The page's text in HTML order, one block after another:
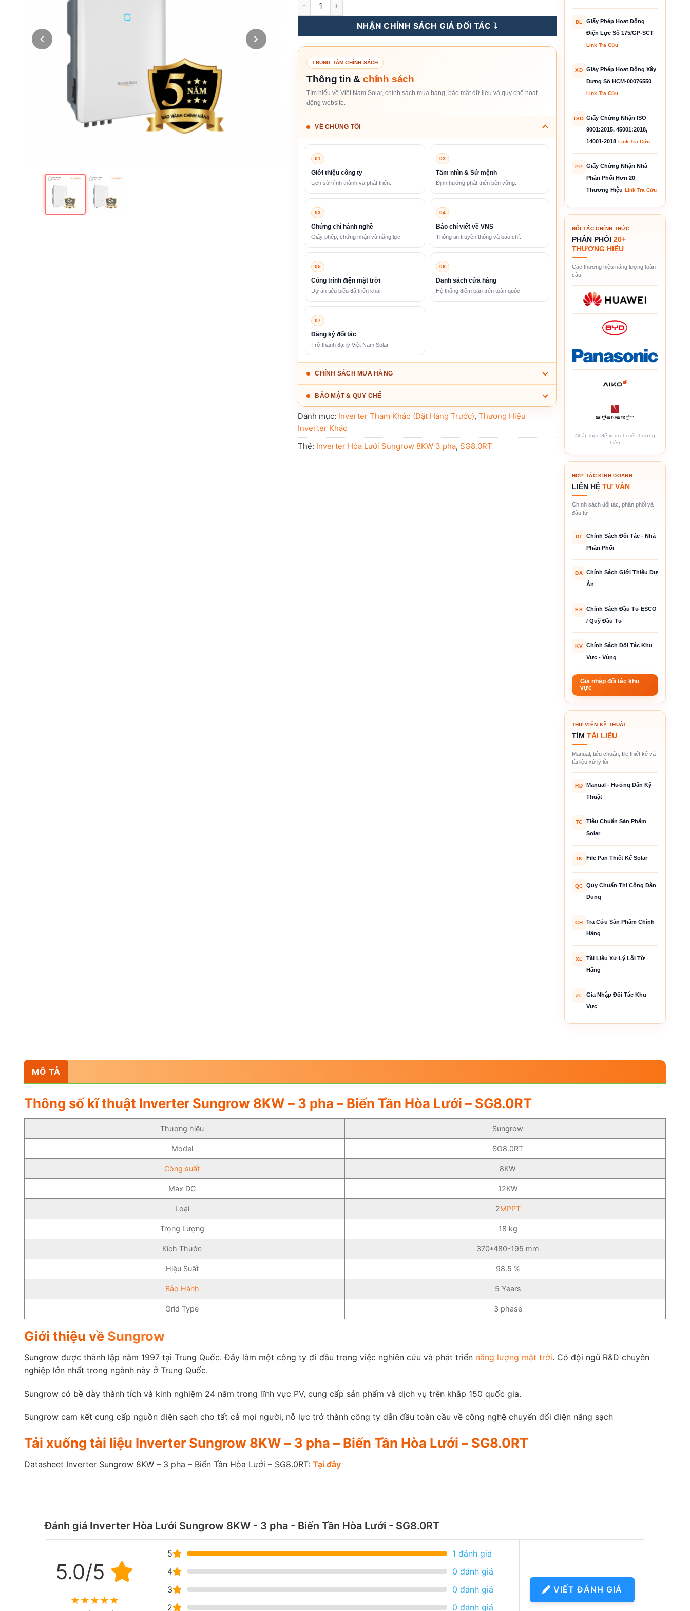
NHẬN CHÍNH SÁCH GIÁ ĐỐI TÁC ⤵️
TRUNG TÂM CHÍNH SÁCH
Thông tin & chính sách
Tìm hiểu về Việt Nam Solar, chính sách mua hàng, bảo mật dữ liệu và quy chế hoạt
động website.
VỀ CHÚNG TÔI
01
Giới thiệu công ty
Lịch sử hình thành và phát triển.
02
Tầm nhìn & Sứ mệnh
Định hướng phát triển bền vững.
03
Chứng chỉ hành nghề
Giấy phép, chứng nhận và năng lực.
04
Báo chí viết về VNS
Thông tin truyền thông và báo chí.
05
Công trình điện mặt trời
Dự án tiêu biểu đã triển khai.
06
Danh sách cửa hàng
Hệ thống điểm bán trên toàn quốc.
07
Đăng ký đối tác
Trở thành đại lý Việt Nam Solar.
CHÍNH SÁCH MUA HÀNG
BẢO MẬT & QUY CHẾ
Danh mục: Inverter Tham Khảo (Đặt Hàng Trước),Thương Hiệu
Inverter Khác
Thẻ: Inverter Hòa Lưới Sungrow 8KW 3 pha, SG8.0RT
DL
Giấy Phép Hoạt Động
Điện Lực Số 175/GP-SCT
Link Tra Cứu
XD
Giấy Phép Hoạt Động Xây
Dựng Số HCM-00076550
Link Tra Cứu
ISO Giấy Chứng Nhận ISO
9001:2015, 45001:2018,
14001-2018 Link Tra Cứu
PP
Giấy Chứng Nhận Nhà
Phân Phối Hơn 20
Thương Hiệu Link Tra Cứu
ĐỐI TÁC CHÍNH THỨC
PHÂN PHỐI 20+
THƯƠNG HIỆU
Các thương hiệu năng lượng toàn
cầu
Nhấp logo để xem chi tiết thương
hiệu
HỢP TÁC KINH DOANH
LIÊN HỆ TƯ VẤN
Chính sách đối tác, phân phối và
đầu tư
DT
Chính Sách Đối Tác - Nhà
Phân Phối
DA
Chính Sách Giới Thiệu Dự
Án
ES
Chính Sách Đầu Tư ESCO
/ Quỹ Đầu Tư
KV
Chính Sách Đối Tác Khu
Vực - Vùng
Gia nhập đối tác khu
vực
THƯ VIỆN KỸ THUẬT
TÌM TÀI LIỆU
Manual, tiêu chuẩn, file thiết kế và
tài liệu xử lý lỗi
HD
Manual - Hướng Dẫn Kỹ
Thuật
TC
Tiêu Chuẩn Sản Phẩm
Solar
TK File Pan Thiết Kế Solar
QC
Quy Chuẩn Thi Công Dân
Dụng
CH
Tra Cứu Sản Phẩm Chính
Hãng
XL
Tài Liệu Xử Lý Lỗi Từ
Hãng
ZL
Gia Nhập Đối Tác Khu
Vực
MÔ TẢ
Thông số kĩ thuật Inverter Sungrow 8KW – 3 pha – Biến Tần Hòa Lưới – SG8.0RT
Thương hiệu Sungrow
Model SG8.0RT
Công suất 8KW
Max DC 12KW
Loại 2MPPT
Trọng Lượng 18 kg
Kích Thước 370*480*195 mm
Hiệu Suất 98.5 %
Bảo Hành 5 Years
Grid Type 3 phase
Giới thiệu về Sungrow
Sungrow được thành lập năm 1997 tại Trung Quốc. Đây làm một công ty đi đầu trong việc nghiên cứu và phát triển năng lượng mặt trời. Có đội ngũ R&D chuyên
nghiệp lớn nhất trong ngành này ở Trung Quốc.
Sungrow có bề dày thành tích và kinh nghiệm 24 năm trong lĩnh vực PV, cung cấp sản phẩm và dịch vụ trên khắp 150 quốc gia.
Sungrow cam kết cung cấp nguồn điện sạch cho tất cả mọi người, nỗ lực trở thành công ty dẫn đầu toàn cầu về công nghệ chuyển đổi điện năng sạch
Tải xuống tài liệu Inverter Sungrow 8KW – 3 pha – Biến Tần Hòa Lưới – SG8.0RT
Datasheet Inverter Sungrow 8KW – 3 pha – Biến Tần Hòa Lưới – SG8.0RT: Tại đây
Đánh giá Inverter Hòa Lưới Sungrow 8KW - 3 pha - Biến Tần Hòa Lưới - SG8.0RT
5.0/5
★★★★★
5
1 đánh giá
4
0 đánh giá
3
0 đánh giá
2
0 đánh giá
VIẾT ĐÁNH GIÁ